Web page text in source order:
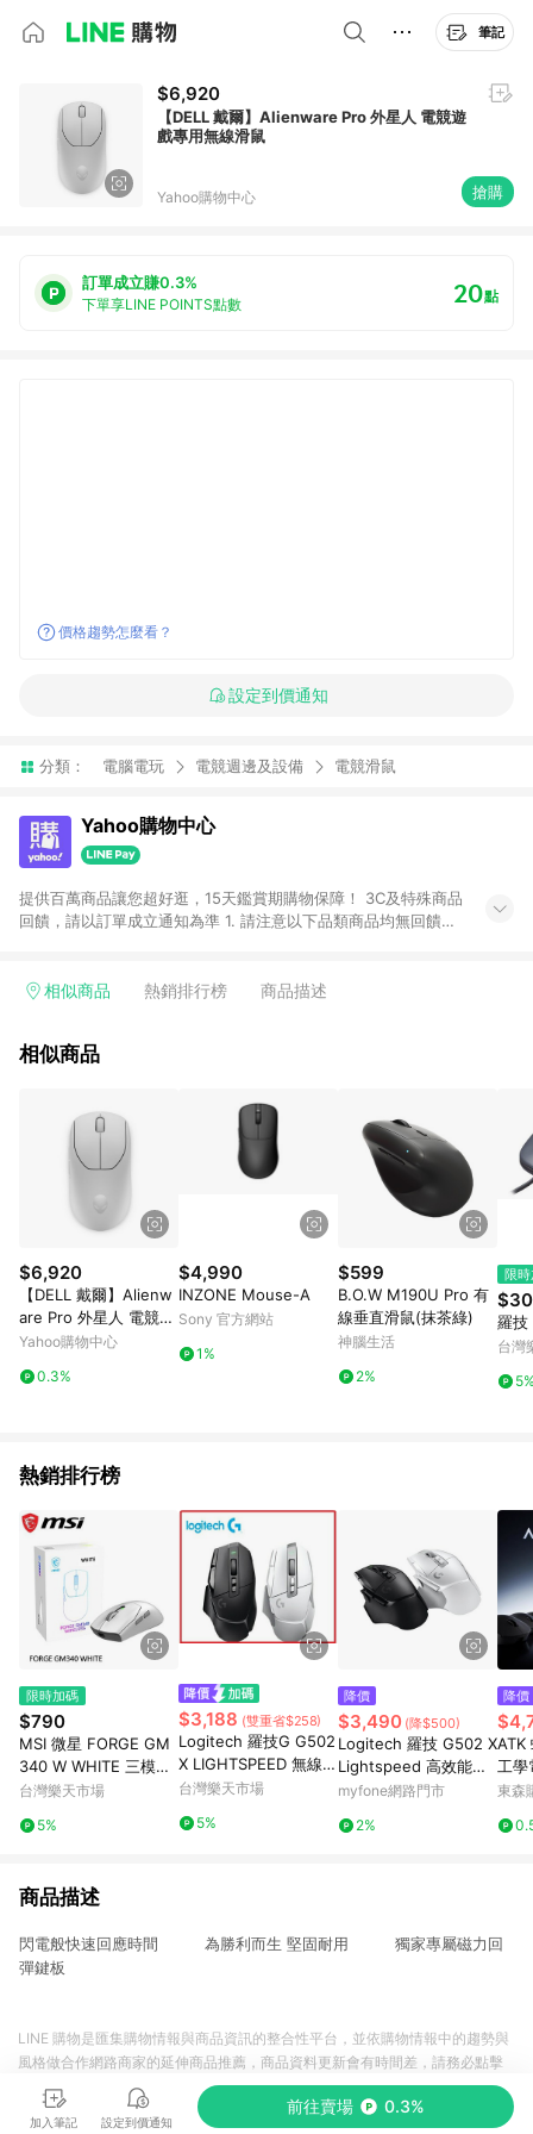
筆記
$6,920
【DELL 戴爾】Alienware Pro 外星人 電競遊
戲專用無線滑鼠
Yahoo購物中心 搶購
訂單成立賺0.3%
下單享LINE POINTS點數 20點
價格趨勢怎麼看？
設定到價通知
分類： 電腦電玩 電競週邊及設備 電競滑鼠
Yahoo購物中心
提供百萬商品讓您超好逛，15天鑑賞期購物保障！ 3C及特殊商品
回饋，請以訂單成立通知為準 1. 請注意以下品類商品均無回饋：
電玩/遊戲/相機/單眼/鏡頭/拍立得 [2024/6/1起適用] -內接硬
的購回饋活動享Yahoo超贈點回饋者 - 購物中心商店之商品：商
3. 訂單回饋金額將扣除運費/購物金/超贈點/福利金/紅利折抵/折
價券等虛擬貨幣折抵 4. 大宗採購或批發轉賣不具回饋資格： 如
有相關事證認定您為大宗採購、批發轉賣而非最終消費使用者，
相關認定以Yahoo購物中心之認定為準
相似商品 熱銷排行榜 商品描述
相似商品
$6,920
【DELL 戴爾】Alienw
are Pro 外星人 電競遊
戲專用無線滑鼠
Yahoo購物中心
0.3%
$4,990
INZONE Mouse-A
Sony 官方網站
1%
$599
B.O.W M190U Pro 有
線垂直滑鼠(抹茶綠)
神腦生活
2%
限
羅技
台灣
熱銷排行榜
限時加碼
$790
MSI 微星 FORGE GM
340 W WHITE 三模無
線 輕量電競滑鼠
台灣樂天市場
5%
$3,188 (雙重省$258)
Logitech 羅技G G502
X LIGHTSPEED 無線遊
戲滑鼠 岩石黑910-006
266 兩色
台灣樂天市場
5%
降價
$3,490 (降$500)
Logitech 羅技 G502 X
Lightspeed 高效能無
線電競滑鼠白
myfone網路門市
2%
降價
ATK
工學
雙
東森
商品描述
閃電般快速回應時間 為勝利而生 堅固耐用 獨家專屬磁力回
彈鍵板
加入筆記 設定到價通知
前往賣場 0.3%
LINE 購物是匯集購物情報與商品資訊的整合性平台，並依購物情報中的趨勢與
風格做合作網路商家的延伸商品推薦，商品資料更新會有時間差，請務必點擊
商品至各合作網路商家，確認現售價與購物條件，一切資訊以合作廠商網頁為
準。